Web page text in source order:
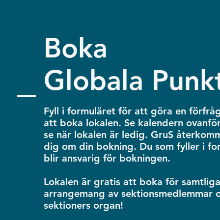
Boka
Globala
Fyll i formuläret för att göra en
att boka lokalen. Se kalendern
se när lokalen är ledig. GruS
dig om din bokning. Du som fyller i
blir ansvarig för bokningen.
Lokalen är gratis att boka för samtliga
arrangemang av sektionsmedlemmar
sektioners organ!